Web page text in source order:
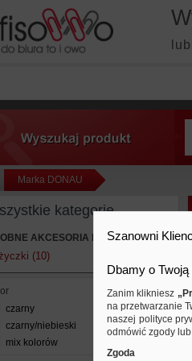
Marka DONAU
Wszystkie kategorie
AKCESORIA BIUROWE
(10)
czarny
czarny/niebieski
mix kolorów
Szanowni
Dbamy o
Zanim klikniesz
na przetwarzanie
naszej polityce
odmówić zgody
Zgoda